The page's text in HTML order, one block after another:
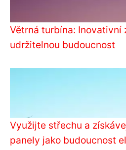
Větrná turbína: Inovativní
udržitelnou budoucnost
Využijte střechu a
panely jako budoucnost